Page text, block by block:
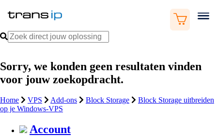
Sorry, we konden geen resultaten vinden
voor jouw zoekopdracht.
Home VPS Add-ons Block Storage
Block Storage uitbreiden
op je Windows-VPS
Account